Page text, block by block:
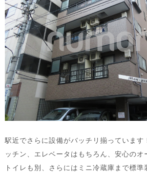
駅近でさらに設備がバッチリ揃っています
ッチン、エレベータはもちろん、安心のオ
トイレも別、さらにはミニ冷蔵庫まで標準